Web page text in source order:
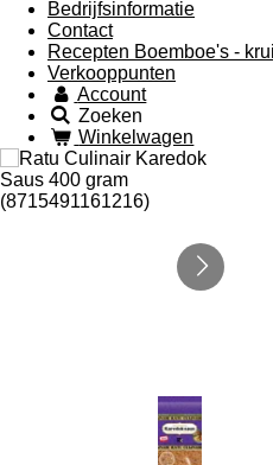
Bedrijfsinformatie
Contact
Recepten Boemboe's -
Verkooppunten
Account
Zoeken
Winkelwagen